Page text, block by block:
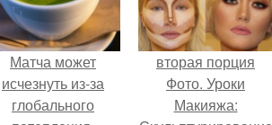
Матча может
исчезнуть из-за
глобального
вторая порция
Фото. Уроки
Макияжа: